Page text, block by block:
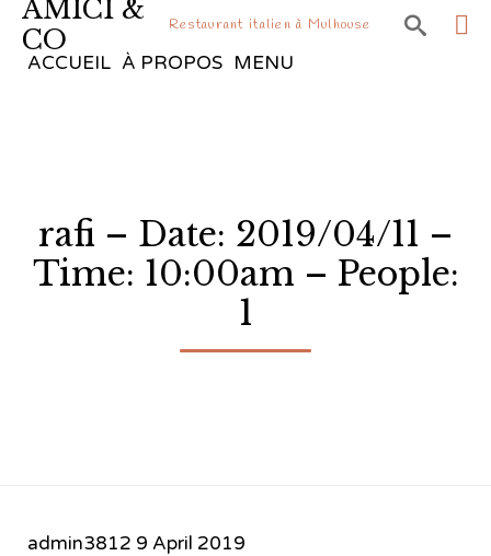
AMICI &
CO
Restaurant italien à Mulhouse 
ACCUEIL À PROPOS MENU
rafi – Date: 2019/04/11 –
Time: 10:00am – People:
1
admin3812 9 April 2019